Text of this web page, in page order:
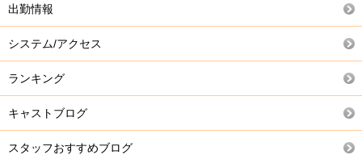
出勤情報
システム/アクセス
ランキング
キャストブログ
スタッフおすすめブログ